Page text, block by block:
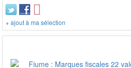
+ ajout à ma sélection